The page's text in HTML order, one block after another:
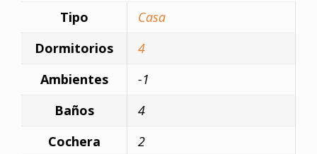
Tipo
Casa
Dormitorios
4
Ambientes
-1
Baños
4
Cochera
2